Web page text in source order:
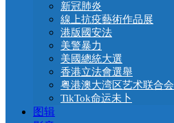
新冠肺炎
線上抗疫藝術作品展
港版國安法
美警暴力
美國總統大選
香港立法會選舉
粤港澳大湾区艺术联合会
TikTok命运未卜
图辑